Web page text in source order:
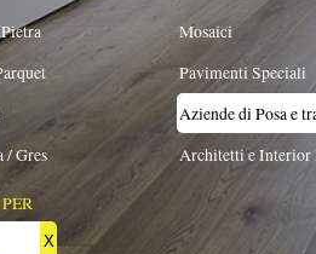
Aziende di Posa e trattamento Pavimenti
Architetti e Interior Design
di recupero Gres Effetto Legno